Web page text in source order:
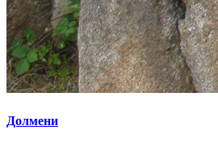
Долмени